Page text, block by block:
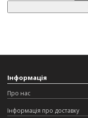
Інформація
Про нас
Інформація про доставку